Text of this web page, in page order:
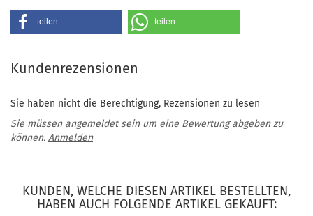
teilen teilen
Kundenrezensionen
Sie haben nicht die Berechtigung, Rezensionen zu lesen
Sie müssen angemeldet sein um eine Bewertung abgeben zu
können. Anmelden
KUNDEN, WELCHE DIESEN ARTIKEL BESTELLTEN,
HABEN AUCH FOLGENDE ARTIKEL GEKAUFT: